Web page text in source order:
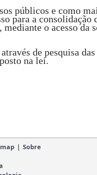
públicos e como
para a
o acesso da
de pesquisa
na lei.
| Sobre